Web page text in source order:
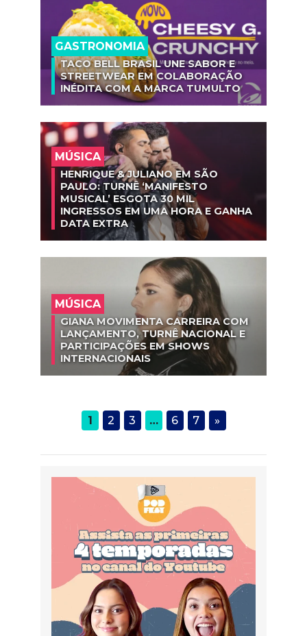
GASTRONOMIA
TACO BELL BRASIL UNE SABOR E
STREETWEAR EM COLABORAÇÃO
INÉDITA COM A MARCA TUMULTO
MÚSICA
HENRIQUE & JULIANO EM SÃO
PAULO: TURNÊ ‘MANIFESTO
MUSICAL’ ESGOTA 30 MIL
INGRESSOS EM UMA HORA E GANHA
DATA EXTRA
MÚSICA
GIANA MOVIMENTA CARREIRA COM
LANÇAMENTO, TURNÊ NACIONAL E
PARTICIPAÇÕES EM SHOWS
INTERNACIONAIS
1 2 3 … 6 7 »